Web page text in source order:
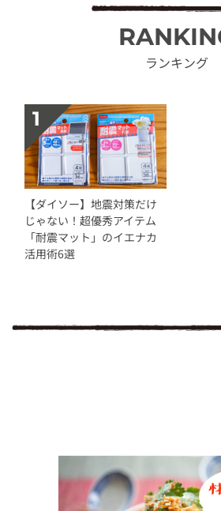
ランキング
【ダイソー】地震対策だけ
じゃない！超優秀アイテム
「耐震マット」のイエナカ
活用術6選